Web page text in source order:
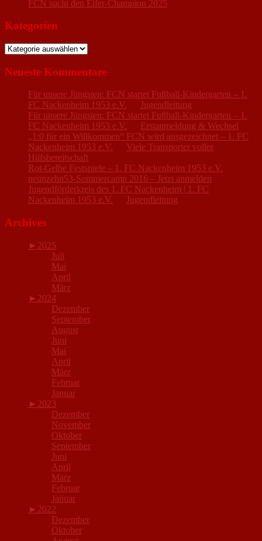
FCN sucht den Elfer-Champion 2025
Kategorien
Kategorien
Neueste Kommentare
Für unsere Jüngsten: FCN startet Fußball-Kindergarten – 1.
FC Nackenheim 1953 e.V.
Jugendleitung
Für unsere Jüngsten: FCN startet Fußball-Kindergarten – 1.
FC Nackenheim 1953 e.V.
Erstanmeldung & Wechsel
„1:0 für ein Willkommen“ FCN wird ausgezeichnet – 1. FC
Nackenheim 1953 e.V.
Viele Transporter voller
Hilfsbereitschaft
Rot-Gelbe Festspiele – 1. FC Nackenheim 1953 e.V.
neunzehn53-Sommercamp 2016 – Jetzt anmelden
Jugendförderkreis des 1. FC Nackenheim | 1. FC
Nackenheim 1953 e.V.
Jugendleitung
Archives
► 2025
Juli
Mai
April
März
► 2024
Dezember
September
August
Juni
Mai
April
März
Februar
Januar
► 2023
Dezember
November
Oktober
September
Juni
April
März
Februar
Januar
► 2022
Dezember
Oktober